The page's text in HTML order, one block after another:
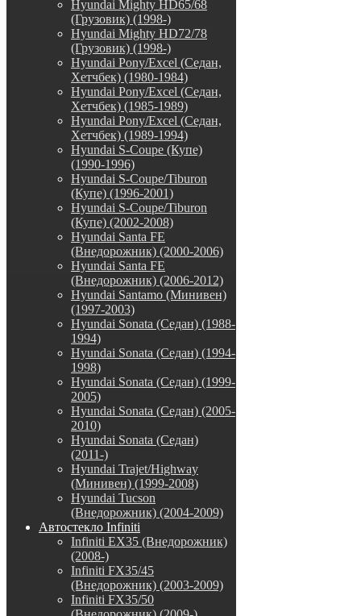
Hyundai Mighty HD65/68
(Грузовик) (1998-)
Hyundai Mighty HD72/78
(Грузовик) (1998-)
Hyundai Pony/Excel (Седан,
Хетчбек) (1980-1984)
Hyundai Pony/Excel (Седан,
Хетчбек) (1985-1989)
Hyundai Pony/Excel (Седан,
Хетчбек) (1989-1994)
Hyundai S-Coupe (Купе)
(1990-1996)
Hyundai S-Coupe/Tiburon
(Купе) (1996-2001)
Hyundai S-Coupe/Tiburon
(Купе) (2002-2008)
Hyundai Santa FE
(Внедорожник) (2000-2006)
Hyundai Santa FE
(Внедорожник) (2006-2012)
Hyundai Santamo (Минивен)
(1997-2003)
Hyundai Sonata (Седан) (1988-
1994)
Hyundai Sonata (Седан) (1994-
1998)
Hyundai Sonata (Седан) (1999-
2005)
Hyundai Sonata (Седан) (2005-
2010)
Hyundai Sonata (Седан)
(2011-)
Hyundai Trajet/Highway
(Минивен) (1999-2008)
Hyundai Tucson
(Внедорожник) (2004-2009)
Автостекло Infiniti
Infiniti EX35 (Внедорожник)
(2008-)
Infiniti FX35/45
(Внедорожник) (2003-2009)
Infiniti FX35/50